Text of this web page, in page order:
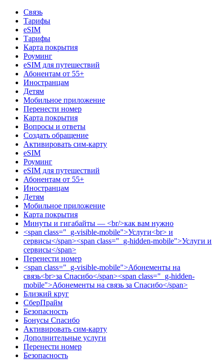
Связь
Тарифы
eSIM
Тарифы
Карта покрытия
Роуминг
eSIM для путешествий
Абонентам от 55+
Иностранцам
Детям
Мобильное приложение
Перенести номер
Карта покрытия
Вопросы и ответы
Создать обращение
Активировать сим-карту
eSIM
Роуминг
eSIM для путешествий
Абонентам от 55+
Иностранцам
Детям
Мобильное приложение
Карта покрытия
Минуты и гигабайты — <br/>как вам нужно
<span class="_g-visible-mobile">Услуги<br> и
сервисы</span><span class="_g-hidden-mobile">Услуги и
сервисы</span>
Перенести номер
<span class="_g-visible-mobile">Абонементы на
связь<br>за Спасибо</span><span class="_g-hidden-
mobile">Абонементы на связь за Спасибо</span>
Близкий круг
СберПрайм
Безопасность
Бонусы Спасибо
Активировать сим-карту
Дополнительные услуги
Перенести номер
Безопасность